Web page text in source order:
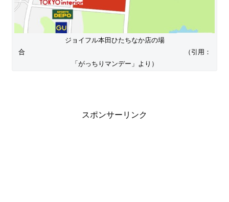
ジョイフル本田ひたちなか店の場
合 （引用：
「がっちりマンデー」より）
スポンサーリンク